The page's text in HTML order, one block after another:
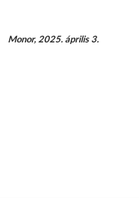
Monor, 2025. április 3.